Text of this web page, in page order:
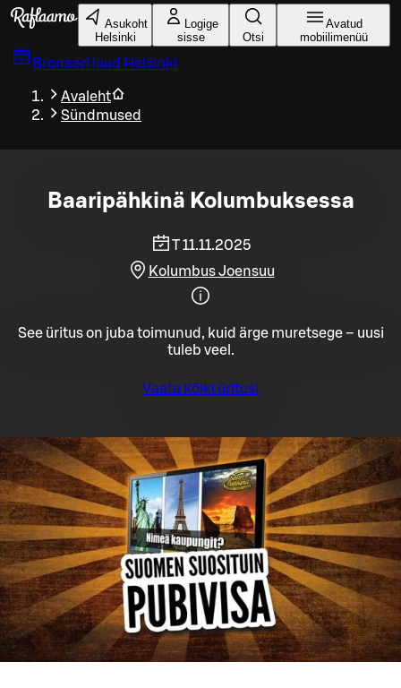
Liigu peamise sisu juurde
Asukoht
Helsinki
Logige
sisse
Otsi
Avatud
mobiilimenüü
Broneeri laud Helsinki
Avaleht
Sündmused
Baaripähkinä Kolumbuksessa
T 11.11.2025
Kolumbus Joensuu
See üritus on juba toimunud, kuid ärge muretsege – uusi
tuleb veel.
Vaata kõiki üritusi